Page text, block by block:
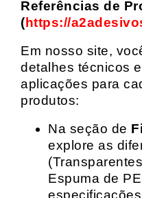
Referências de
(https://
Em nosso site,
detalhes técnicos
aplicações para
produtos:
Na seção de
explore as
Espuma de